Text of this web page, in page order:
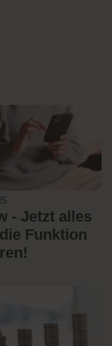
- Jetzt alles
Funktion